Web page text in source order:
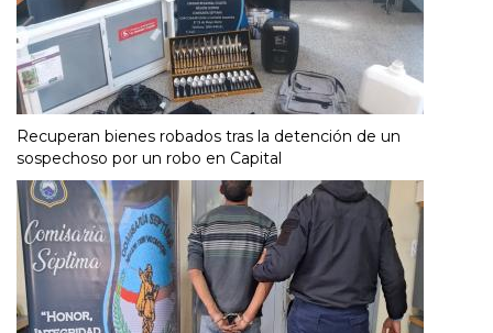
Recuperan bienes robados tras la detención de un
sospechoso por un robo en Capital